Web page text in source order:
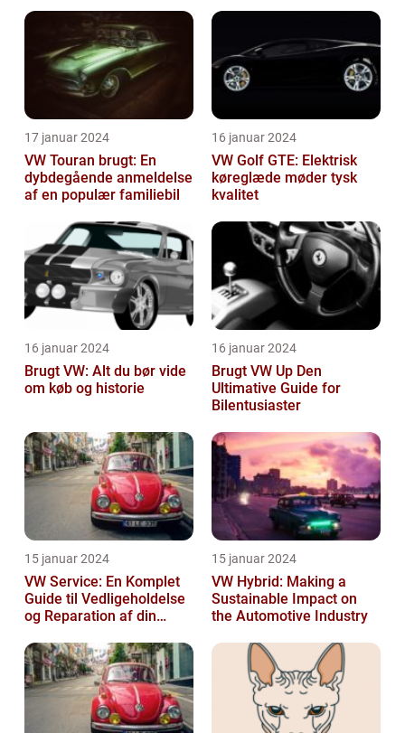
17 januar 2024
VW Touran brugt: En
dybdegående anmeldelse
af en populær familiebil
16 januar 2024
VW Golf GTE: Elektrisk
køreglæde møder tysk
kvalitet
16 januar 2024
Brugt VW: Alt du bør vide
om køb og historie
16 januar 2024
Brugt VW Up Den
Ultimative Guide for
Bilentusiaster
15 januar 2024
VW Service: En Komplet
Guide til Vedligeholdelse
og Reparation af din
15 januar 2024
VW Hybrid: Making a
Sustainable Impact on
the Automotive Industry